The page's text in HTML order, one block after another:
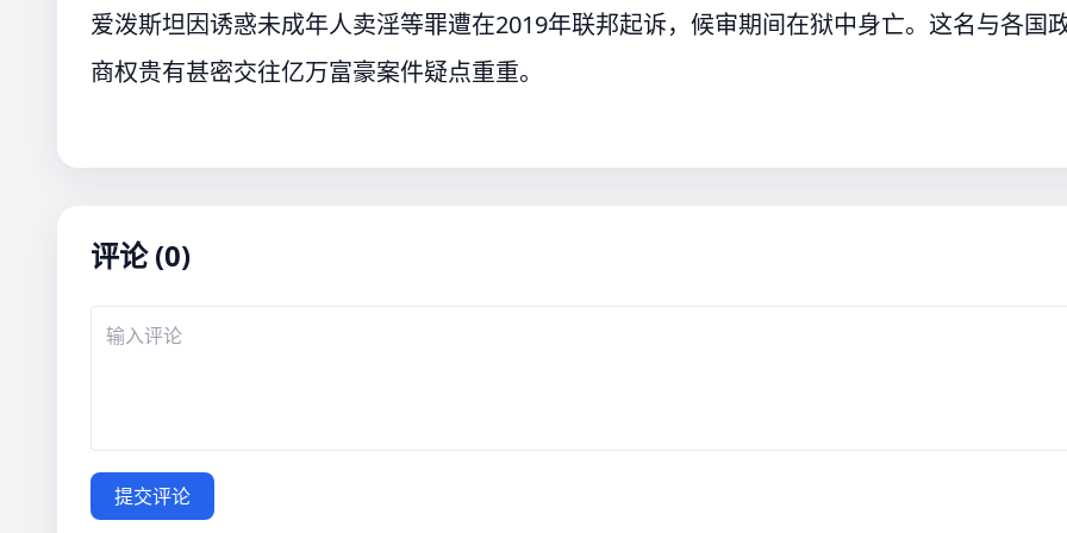
爱泼斯坦因诱惑未成年人卖淫等罪遭在2019年联邦起诉，候审期间在狱中身亡。这名与各国
商权贵有甚密交往亿万富豪案件疑点重重。
评论 (0)
提交评论